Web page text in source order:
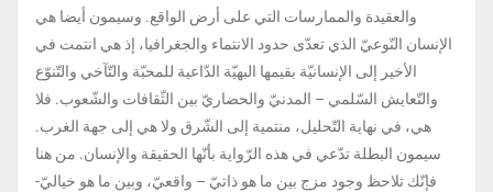
والعقيدة والممارسات التي على أرض الواقع. وسيمون أيضا هي
الإنسان النّوعيّ الذي تعدّى حدود الانتماء والجغرافيا، إذ هي انتمت في
الأخير إلى الإنسانيّة بقيمها البهيّة الدّاعية للمحبّة والتّآخي والتّنوّع
والتّعايش السّلمي – المدنيّ والحضاريّ بين الثّقافات والشّعوب. فلا
هي، في نهاية التّحليل، منتمية إلى الشّرق ولا هي إلى جهة الغرب.
سيمون البطلة تدّعي في هذه الرّواية بأنّها الحقيقة والإنسان. من هنا
فإنّك تلاحظ وجود مزج بين ما هو ذاتيّ – واقعيّ، وبين ما هو خياليّ-